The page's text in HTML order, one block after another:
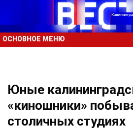
ОСНОВНОЕ МЕНЮ
Юные
«киношники»
столичных студиях